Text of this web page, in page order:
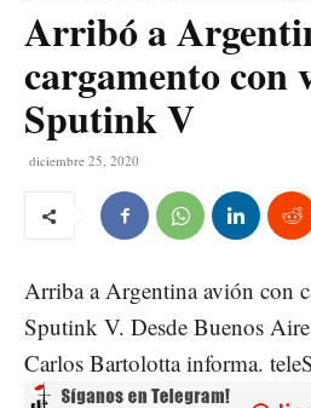
Arribó a
cargamento con
Sputink V
diciembre 25, 2020
Arriba a Argentina avión con
Sputink V. Desde Buenos
Carlos Bartolotta informa.